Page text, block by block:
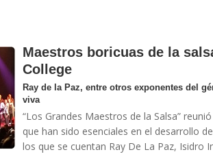
Maestros boricuas de la
College
Ray de la Paz, entre otros exponentes del
viva
“Los Grandes Maestros de la Salsa”
que han sido esenciales en el desarrollo
los que se cuentan Ray De La Paz, Isidro